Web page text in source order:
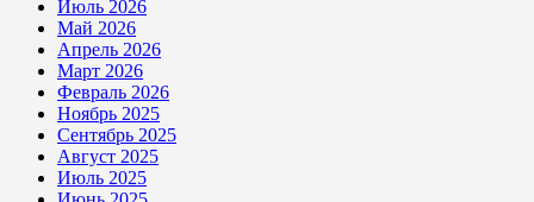
Июль 2026
Май 2026
Апрель 2026
Март 2026
Февраль 2026
Ноябрь 2025
Сентябрь 2025
Август 2025
Июль 2025